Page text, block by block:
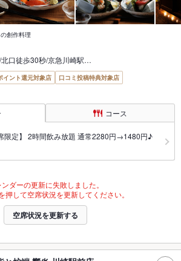
創作料理
口徒歩30秒/京急川崎駅…
イント還元対象店
口コミ投稿特典対象店
コース
限定】 2時間飲み放題 通常2280円→1480円♪
ダーの更新に失敗しました。
押して空席状況を更新してください。
空席状況を更新する